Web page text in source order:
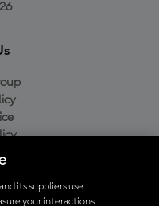
its suppliers use
your interactions